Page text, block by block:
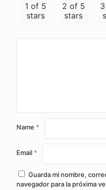
1 of 5
stars
2 of 5
stars
Name *
Email *
Guarda mi nombre,
navegador para la próxima